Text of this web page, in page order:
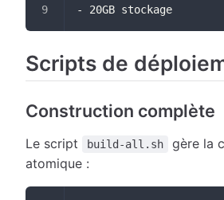
- 20GB stockage
Scripts de
Construction complète
Le script build-all.sh
gère la
atomique :